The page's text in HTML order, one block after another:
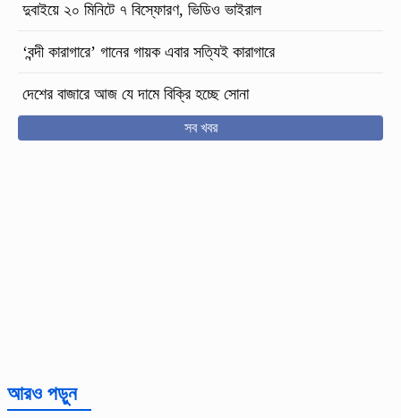
দুবাইয়ে ২০ মিনিটে ৭ বিস্ফোরণ, ভিডিও ভাইরাল
‘বন্দী কারাগারে’ গানের গায়ক এবার সত্যিই কারাগারে
দেশের বাজারে আজ যে দামে বিক্রি হচ্ছে সোনা
সব খবর
আরও পড়ুন